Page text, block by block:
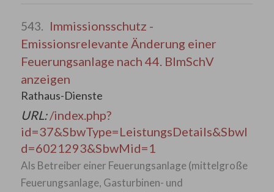
543. Immissionsschutz -
Emissionsrelevante Änderung einer
Feuerungsanlage nach 44. BImSchV
anzeigen
Rathaus-Dienste
URL:/index.php?
id=37&SbwType=LeistungsDetails&SbwI
d=6021293&SbwMid=1
Als Betreiber einer Feuerungsanlage (mittelgroße
Feuerungsanlage, Gasturbinen- und